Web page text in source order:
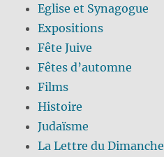
Eglise et Synagogue
Expositions
Fête Juive
Fêtes d’automne
Films
Histoire
Judaïsme
La Lettre du Dimanche